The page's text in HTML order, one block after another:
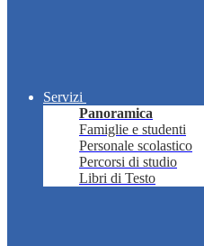
Servizi
Panoramica
Famiglie e studenti
Personale scolastico
Percorsi di studio
Libri di Testo